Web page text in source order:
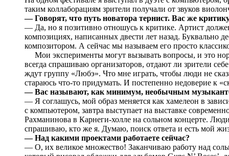
таким коллаборациям зрители получали от звуков
— Говорят, что путь новатора тернист. Вас же
— Да, но я позитивно отношусь к критике. Артист
композициях, написанных двести лет назад. Буквально
композитором. А сейчас мы называем его просто
Мои эксперименты могут вызывать вопросы, и это
всегда спрашиваю организаторов, отдают ли зрители
ждут группу «Любэ». Что мне играть, чтобы люди не
стараюсь что-то придумать. И постепенно недоверие к
— Вас называют, как минимум, необычным
— Я соглашусь, мой образ меняется как хамелеон в
с компьютером, завтра выступает на выставке
Рахманинова в Карнеги-холле на сольном концерте.
спрашиваю, кто же я. Думаю, поиск ответа и есть мой
— Над какими проектами работаете сейчас?
— О, их великое множество! Заканчиваю работу над